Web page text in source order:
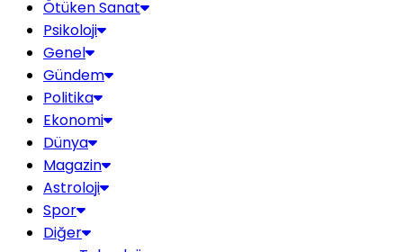
Ötüken Sanat
Psikoloji
Genel
Gündem
Politika
Ekonomi
Dünya
Magazin
Astroloji
Spor
Diğer